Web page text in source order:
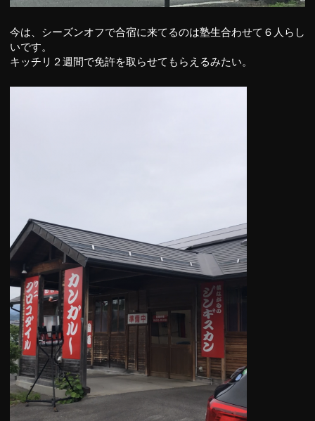
今は、シーズンオフで合宿に来てるのは塾生合わせて６人らし
いです。
キッチリ２週間で免許を取らせてもらえるみたい。